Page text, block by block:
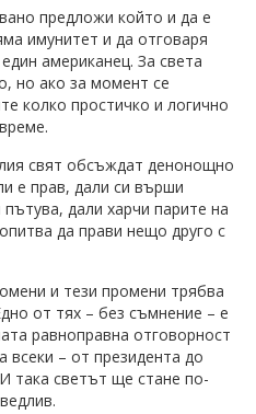
предложи който и да е
имунитет и да отговаря
американец. За света
но ако за момент се
колко простичко и логично
свят обсъждат денонощно
е прав, дали си върши
дали харчи парите на
да прави нещо друго с
и тези промени трябва
от тях – без съмнение – е
равноправна отговорност
– от президента до
така светът ще стане по-